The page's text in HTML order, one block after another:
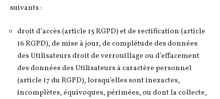
suivants :
droit d’accès (article 15 RGPD) et de rectification (article
16 RGPD), de mise à jour, de complétude des données
des Utilisateurs droit de verrouillage ou d’effacement
des données des Utilisateurs à caractère personnel
(article 17 du RGPD), lorsqu’elles sont inexactes,
incomplètes, équivoques, périmées, ou dont la collecte,